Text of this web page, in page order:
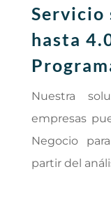
Servicio
hasta
Nuestra
empresas
Negocio
partir del